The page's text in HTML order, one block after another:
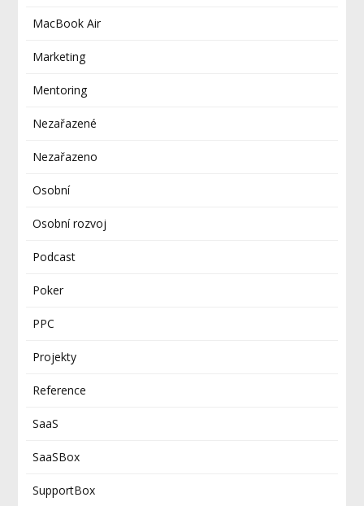
MacBook Air
Marketing
Mentoring
Nezařazené
Nezařazeno
Osobní
Osobní rozvoj
Podcast
Poker
PPC
Projekty
Reference
SaaS
SaaSBox
SupportBox